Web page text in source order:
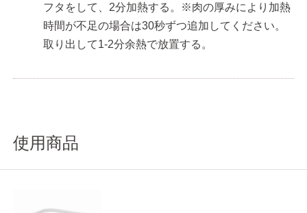
フタをして、2分加熱する。※肉の厚みにより加熱
時間が不足の場合は30秒ずつ追加してください。
取り出して1-2分余熱で放置する。
使用商品